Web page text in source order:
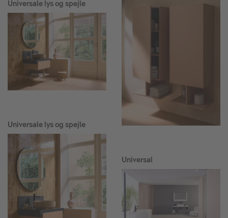
Universale lys og spejle
Universale lys og spejle
Universal